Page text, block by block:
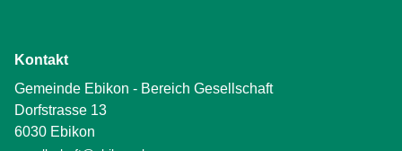
Kontakt
Gemeinde Ebikon - Bereich Gesellschaft
Dorfstrasse 13
6030 Ebikon